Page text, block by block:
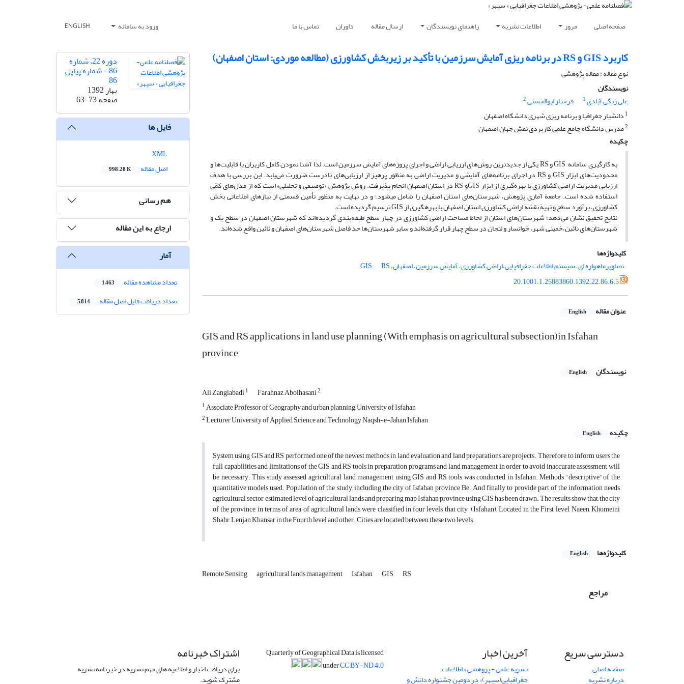
صفحه اصلی مرور اطلاعات نشریه راهنمای نویسندگان ارسال مقاله داوران تماس با ما ورود به سامانه ENGLISH
کاربرد GIS و RS در برنامه ریزی آمایش سرزمین با تأکید بر زیربخش کشاورزی (مطالعه موردی: استان اصفهان)
نوع مقاله : مقاله پژوهشی
نویسندگان
علی زنگی آبادی1 فرحناز ابوالحسنی2
1 دانشیار جغرافیا و برنامه­ ریزی شهری دانشگاه اصفهان
2مدرس دانشگاه جامع علمی کاربردی نقش جهان اصفهان
چکیده
به کارگیری سامانه GIS و RS یکی از جدیدترین روش‌های ارزیابی اراضی و اجرای پروژه‌های آمایش سرزمین است. لذا آشنا نمودن کامل کاربران با قابلیت‌ها و
محدودیت‌های ابزار GIS و RS در اجرای برنامه‌های آمایشی و مدیریت اراضی به منظور پرهیز از ارزیابی‌های نادرست ضرورت می‌یابد. این بررسی با هدف
ارزیابی مدیریت اراضی کشاورزی با بهره‌گیری از ابزار GISو RS در استان اصفهان انجام پذیرفت. روش پژوهش «توصیفی و تحلیلی» است که از مدل‌های کمّی
استفاده شده است. جامعة آماری پژوهش، شهرستان‌های استان اصفهان را شامل می­شود؛ و در نهایت به منظور تأمین قسمتی از نیازهای اطلاعاتی بخش
کشاورزی، برآورد سطح و تهیة نقشة اراضی کشاورزی استان اصفهان با بهره­گیری از GIS ترسیم گردیده است.
نتایج تحقیق نشان می‌دهد؛ شهرستان‌های استان از لحاظ مساحت اراضی کشاورزی در چهار سطح طبقه‌بندی گردیده‌اند که شهرستان اصفهان در سطح یک و
شهرستان‌های نائین،خمینی شهر، خوانسار و لنجان در سطح چهار قرار گرفته‌اند و سایر شهرستان‌ها حد فاصل شهرستان‌های اصفهان و نائین واقع شده‌اند.
کلیدواژه‌ها
تصاویرماهواره ای، سیستم اطلاعات جغرافیایی،اراضی کشاورزی، آمایش سرزمین، اصفهان، GISRS
20.1001.1.25883860.1392.22.86.6.5
عنوان مقاله English
GIS and RS applications in land use planning (With emphasis on agricultural subsection)in Isfahan
province
نویسندگان English
Ali Zangiabadi1 Farahnaz Abolhasani2
1Associate Professor of Geography and urban planning, University of Isfahan
2Lecturer University of Applied Science and Technology Naqsh-e-Jahan Isfahan
چکیده
English
System using GIS and RS performed one of the newest methods in land evaluation and land preparations are projects. Therefore, to inform users the
full capabilities and limitations of the GIS and RS tools in preparation programs and land management in order to avoid inaccurate assessment will
be necessary. This study assessed agricultural land management using GIS and RS tools was conducted in Isfahan. Methods “descriptive” of the
quantitative models used. Population of the study, including the city of Isfahan province Be. And finally to provide part of the information needs
agricultural sector, estimated level of agricultural lands and preparing map Isfahan province using GIS has been drawn. The results show that, the city
of the province in terms of area of agricultural lands were classified in four levels that city (Isfahan), Located in the First level, Naeen, Khomeini
Shahr, Lenjan Khansar in the Fourth level and other. Cities are located between these two levels.
کلیدواژه‌ها English
Remote Sensing agricultural lands management Isfahan GIS RS
مراجع
دوره 22، شماره
86 - شماره پیاپی
86
بهار 1392
صفحه63-73
فایل ها
اصل مقاله
998.28 K
هم رسانی
ارجاع به این مقاله
آمار
تعداد مشاهده مقاله 1,463
تعداد دریافت فایل اصل مقاله 5,814
دسترسی سریع
صفحه اصلی
درباره نشریه
آخرین اخبار
نشریه علمی - پژوهشی « اطلاعات
جغرافیایی(سپهر)» در دومین جشنواره دانش و
Quarterly of Geographical Data is licensed
underCC BY-ND 4.0
اشتراک خبرنامه
برای دریافت اخبار و اطلاعیه های مهم نشریه در خبرنامه نشریه
مشترک شوید.